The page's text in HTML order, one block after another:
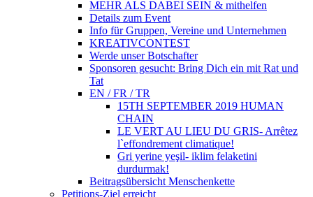
MEHR ALS DABEI SEIN & mithelfen
Details zum Event
Info für Gruppen, Vereine und Unternehmen
KREATIVCONTEST
Werde unser Botschafter
Sponsoren gesucht: Bring Dich ein mit Rat und
Tat
EN / FR / TR
15TH SEPTEMBER 2019 HUMAN
CHAIN
LE VERT AU LIEU DU GRIS- Arrêtez
l`effondrement climatique!
Gri yerine yeşil- iklim felaketini
durdurmak!
Beitragsübersicht Menschenkette
Petitions-Ziel erreicht